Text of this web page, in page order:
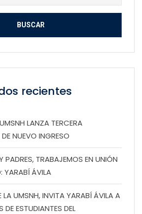
recientes
LANZA TERCERA
NUEVO INGRESO
PADRES, TRABAJEMOS EN UNIÓN
YARABÍ ÁVILA
LA UMSNH, INVITA YARABÍ ÁVILA A
DE ESTUDIANTES DEL